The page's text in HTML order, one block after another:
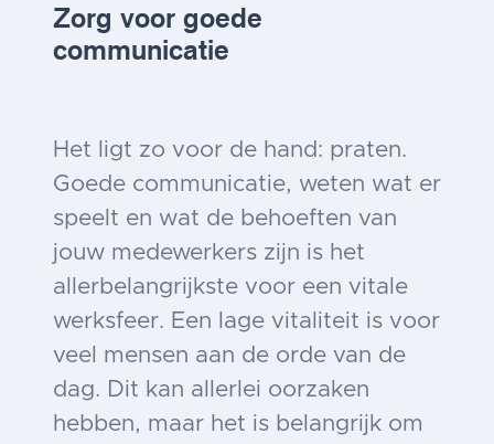
Zorg voor goede
communicatie
Het ligt zo voor de hand: praten.
Goede communicatie, weten wat er
speelt en wat de behoeften van
jouw medewerkers zijn is het
allerbelangrijkste voor een vitale
werksfeer. Een lage vitaliteit is voor
veel mensen aan de orde van de
dag. Dit kan allerlei oorzaken
hebben, maar het is belangrijk om